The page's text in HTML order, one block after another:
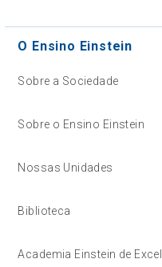
O Ensino Einstein
Sobre a Sociedade
Sobre o Ensino Einstein
Nossas Unidades
Biblioteca
Academia Einstein de